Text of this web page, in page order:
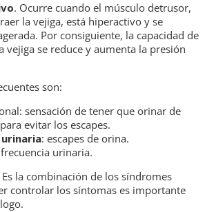
. Ocurre cuando el músculo detrusor,
la vejiga, está hiperactivo y se
Por consiguiente, la capacidad de
vejiga se reduce y aumenta la presión
son:
sensación de tener que orinar de
evitar los escapes.
: escapes de orina.
urinaria.
Es la combinación de los síndromes
controlar los síntomas es importante